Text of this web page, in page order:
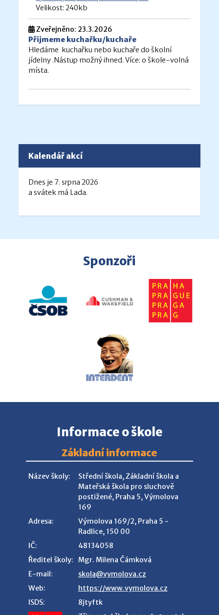
Velikost: 240kb
Zveřejněno: 23.3.2026
Přijmeme kuchařku/kuchaře
Hledáme kuchařku nebo kuchaře do školní
jídelny .Nástup možný ihned. Více: o škole-volná
místa.
Kalendář akcí
Dnes je 7. srpna 2026
a svátek má Lada.
Sponzoři
Informace o škole
Základní informace
Název školy:
Střední škola, Základní škola a
Mateřská škola pro sluchově
postižené, Praha 5, Výmolova
169
Adresa:
Výmolova 169/2, Praha 5 -
Radlice, 150 00
IČ:
48134058
Ředitel školy:
Mgr. Milena Čámková
E-mail:
skola@vymolova.cz
Web:
https://www.vymolova.cz
ISDS:
8jtyftk